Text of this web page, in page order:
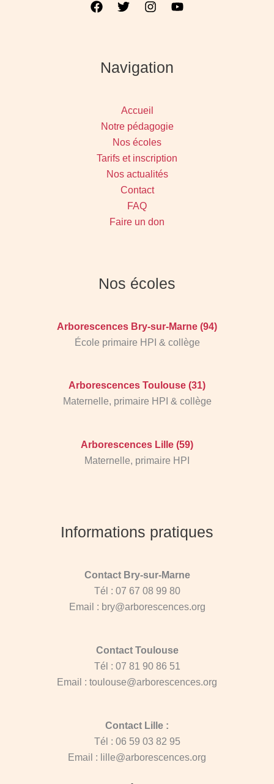
Navigation
Accueil
Notre pédagogie
Nos écoles
Tarifs et inscription
Nos actualités
Contact
FAQ
Faire un don
Nos écoles
Arborescences Bry-sur-Marne (94)
École primaire HPI & collège
Arborescences Toulouse (31)
Maternelle, primaire HPI & collège
Arborescences Lille (59)
Maternelle, primaire HPI
Informations pratiques
Contact Bry-sur-Marne
Tél : 07 67 08 99 80
Email : bry@arborescences.org
Contact Toulouse
Tél : 07 81 90 86 51
Email : toulouse@arborescences.org
Contact Lille :
Tél : 06 59 03 82 95
Email : lille@arborescences.org